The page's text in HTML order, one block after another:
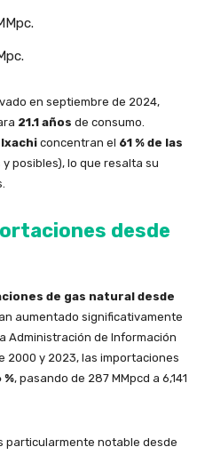
en septiembre de 2024,
21.1 años de consumo.
concentran el 61 % de las
posibles), lo que resalta su
desde
de gas natural desde
aumentado significativamente
Administración de Información
2000 y 2023, las importaciones
%, pasando de 287 MMpcd a 6,141
particularmente notable desde